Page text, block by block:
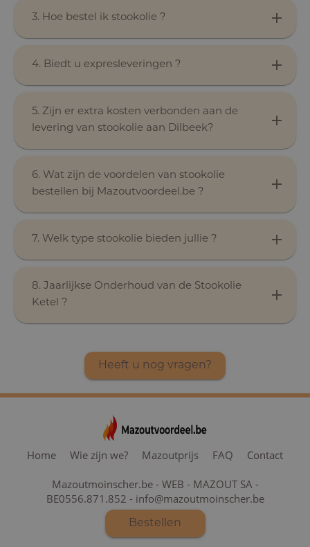
3. Hoe bestel ik stookolie ?
4. Biedt u expresleveringen ?
5. Zijn er extra kosten verbonden aan de
levering van stookolie aan Dilbeek?
6. Wat zijn de voordelen van stookolie
bestellen bij Mazoutvoordeel.be ?
7. Welk type stookolie bieden jullie ?
8. Jaarlijkse Onderhoud van de Stookolie
Ketel ?
Heeft u nog vragen?
Home Wie zijn we? Mazoutprijs FAQ Contact
Mazoutmoinscher.be - WEB - MAZOUT SA -
BE0556.871.852 - info@mazoutmoinscher.be
Bestellen